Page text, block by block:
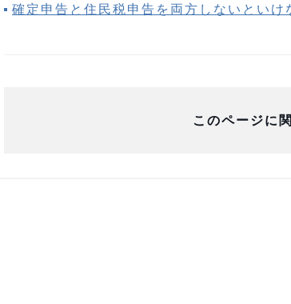
確定申告と住民税申告を両方しないといけ
このページに